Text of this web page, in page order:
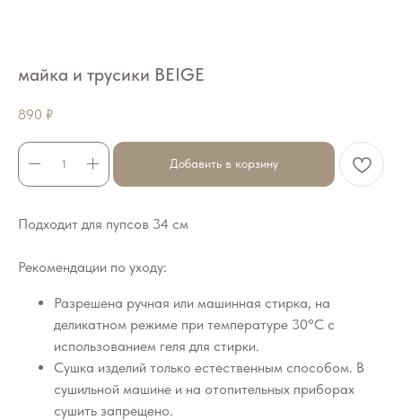
майка и трусики BEIGE
890 ₽
Добавить в корзину
Подходит для пупсов 34 см
Рекомендации по уходу:
Разрешена ручная или машинная стирка, на
деликатном режиме при температуре 30°C с
использованием геля для стирки.
Сушка изделий только естественным способом. В
сушильной машине и на отопительных приборах
сушить запрещено.